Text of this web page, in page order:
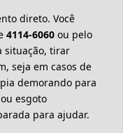
direto. Você
4114-6060 ou pelo
situação, tirar
seja em casos de
demorando para
esgoto
para ajudar.